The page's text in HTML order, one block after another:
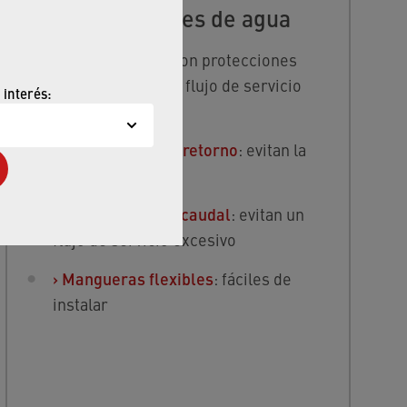
interés:
Descalcificadores de agua
Mejore la eficiencia con protecciones
contra el retorno y un flujo de servicio
Prevención antirretorno: evitan la
Reguladores de caudal: evitan un
flujo de servicio excesivo
› Mangueras flexibles: fáciles de
instalar